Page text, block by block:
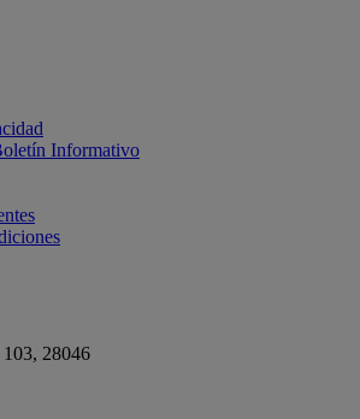
Informativo
103, 28046